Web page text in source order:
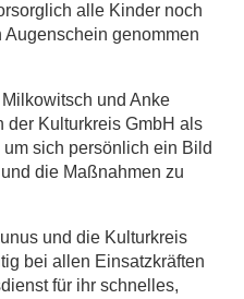
alle Kinder noch
genommen
und Anke
der Kulturkreis GmbH als
sich persönlich ein Bild
die Maßnahmen zu
und die Kulturkreis
bei allen Einsatzkräften
für ihr schnelles,